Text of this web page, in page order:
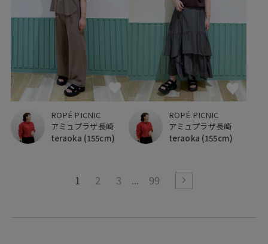
ROPÉ PICNIC
アミュプラザ長崎
teraoka (155cm)
ROPÉ PICNIC
アミュプラザ長崎
teraoka (155cm)
1 2 3 99